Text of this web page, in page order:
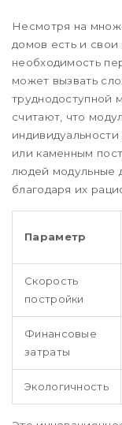
Несмотря на
домов есть и свои
необходимость
может вызвать
труднодоступной
считают, что
или каменным
людей модульные
благодаря их
Параметр
Скорость
постройки
Финансовые
затраты
Экологичность